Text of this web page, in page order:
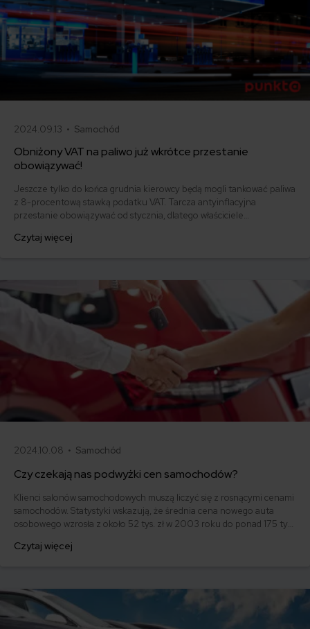
2024.09.13 • Samochód
Obniżony VAT na paliwo już wkrótce przestanie
obowiązywać!
Jeszcze tylko do końca grudnia kierowcy będą mogli tankować paliwa
z 8-procentową stawką podatku VAT. Tarcza antyinflacyjna
przestanie obowiązywać od stycznia, dlatego właściciele
Czytaj więcej
2024.10.08 • Samochód
Czy czekają nas podwyżki cen samochodów?
Klienci salonów samochodowych muszą liczyć się z rosnącymi cenami
samochodów. Statystyki wskazują, że średnia cena nowego auta
osobowego wzrosła z około 52 tys. zł w 2003 roku do ponad 175 tys.
wielu czynników, od inflacji po zmiany w przepisach unijnych
Czytaj więcej